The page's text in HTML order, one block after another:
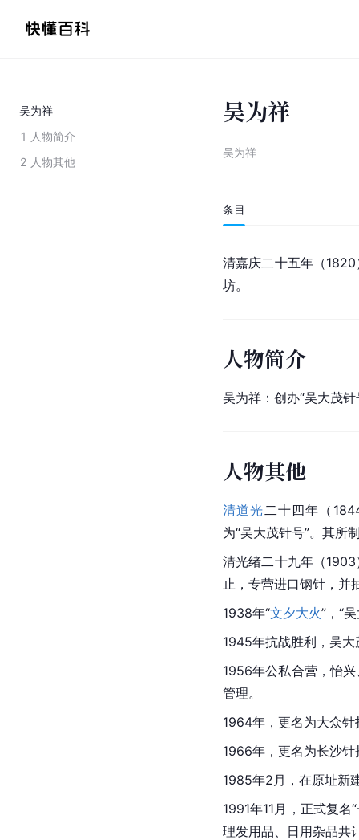
吴为祥
1 人物简介
2 人物其他
吴为祥
吴为祥
条目
清嘉庆二十五年（
坊。
人物简介
吴为祥：创办“吴大茂针
人物其他
清道光 二十四年（
为“吴大茂针号”。其所
清光绪二十九年（
止，专营进口钢针，并
1938年“文夕大火”，“
1945年抗战胜利，吴
1956年公私合营，怡
管理。
1964年，更名为大众针
1966年，更名为长沙针
1985年2月，在原址新
1991年11月，正式复
理发用品、日用杂品共